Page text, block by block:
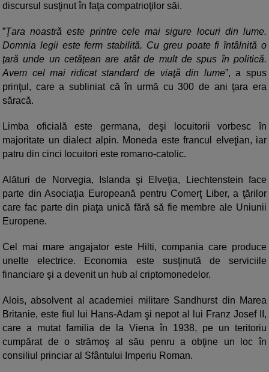
discursul susţinut în faţa compatrioţilor săi.
”Ţara noastră este printre cele mai sigure locuri din lume.
Domnia legii este ferm stabilită. Cu greu poate fi întâlnită o
ţară unde un cetăţean are atât de mult de spus în politică.
Avem cel mai ridicat standard de viaţă din lume”, a spus
prinţul, care a subliniat că în urmă cu 300 de ani ţara era
săracă.
Limba oficială este germana, deşi locuitorii vorbesc în
majoritate un dialect alpin. Moneda este francul elveţian, iar
patru din cinci locuitori este romano-catolic.
Alături de Norvegia, Islanda şi Elveţia, Liechtenstein face
parte din Asociaţia Europeană pentru Comerţ Liber, a ţărilor
care fac parte din piaţa unică fără să fie membre ale Uniunii
Europene.
Cel mai mare angajator este Hilti, compania care produce
unelte electrice. Economia este susţinută de serviciile
financiare şi a devenit un hub al criptomonedelor.
Alois, absolvent al academiei militare Sandhurst din Marea
Britanie, este fiul lui Hans-Adam şi nepot al lui Franz Josef II,
care a mutat familia de la Viena în 1938, pe un teritoriu
cumpărat de o strămoş al său penru a obţine un loc în
consiliul princiar al Sfântului Imperiu Roman.